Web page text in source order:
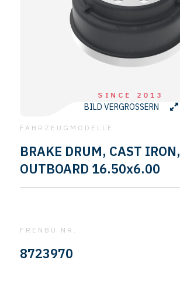
SINCE 2013
BILD VERGRÖSSERN
FAHRZEUGMODELLE
BRAKE DRUM, CAST IRON,
OUTBOARD 16.50x6.00
FRENBU NR.
8723970